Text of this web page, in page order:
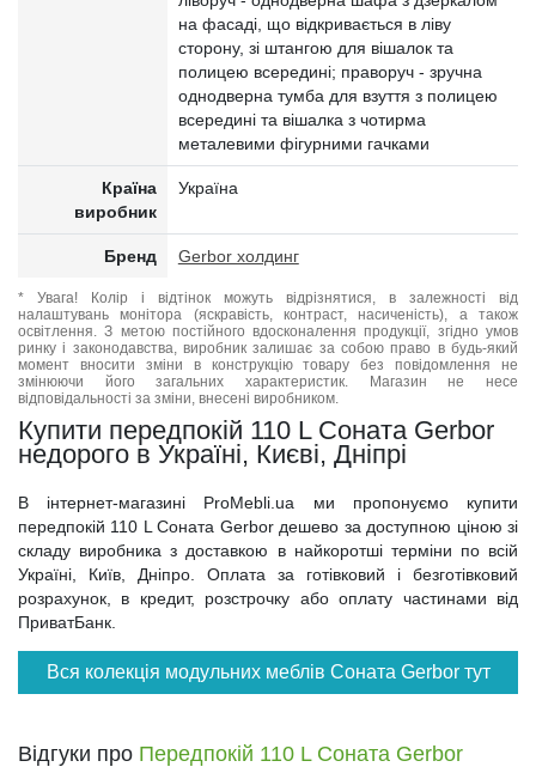
на фасаді, що відкривається в ліву
сторону, зі штангою для вішалок та
полицею всередині; праворуч - зручна
однодверна тумба для взуття з полицею
всередині та вішалка з чотирма
металевими фігурними гачками
Країна
виробник
Україна
Бренд Gerbor холдинг
* Увага! Колір і відтінок можуть відрізнятися, в залежності від
налаштувань монітора (яскравість, контраст, насиченість), а також
освітлення. З метою постійного вдосконалення продукції, згідно умов
ринку і законодавства, виробник залишає за собою право в будь-який
момент вносити зміни в конструкцію товару без повідомлення не
змінюючи його загальних характеристик. Магазин не несе
відповідальності за зміни, внесені виробником.
Купити передпокій 110 L Соната Gerbor
недорого в Україні, Києві, Дніпрі
В інтернет-магазині ProMebli.ua ми пропонуємо купити
передпокій 110 L Соната Gerbor дешево за доступною ціною зі
складу виробника з доставкою в найкоротші терміни по всій
Україні, Київ, Дніпро. Оплата за готівковий і безготівковий
розрахунок, в кредит, розстрочку або оплату частинами від
ПриватБанк.
Вся колекція модульних меблів Соната Gerbor тут
Відгуки про Передпокій 110 L Соната Gerbor